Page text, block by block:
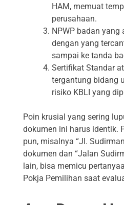
HAM, memuat
perusahaan.
NPWP badan
dengan yang
sampai ke tanda
Sertifikat Standar
tergantung bidang
risiko KBLI yang
Poin krusial yang sering
dokumen ini harus identik.
pun, misalnya “Jl.
dokumen dan “Jalan
lain, bisa memicu
Pokja Pemilihan saat